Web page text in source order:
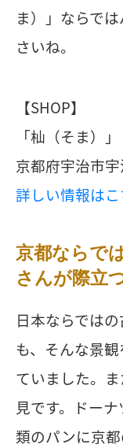
ま）」ならで
さいね。
【SHOP】
「杣（そま）」
京都府宇治市
詳しい情報はこ
京都ならで
さんが際立
日本ならでは
も、そんな景
ていました。
見です。ドー
類のパンに京都